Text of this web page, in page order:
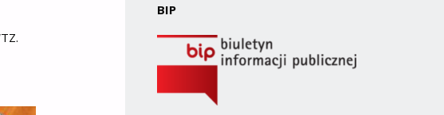
BIP